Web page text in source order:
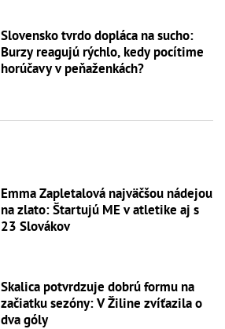
Slovensko tvrdo dopláca na sucho:
Burzy reagujú rýchlo, kedy pocítime
horúčavy v peňaženkách?
Emma Zapletalová najväčšou nádejou
na zlato: Štartujú ME v atletike aj s
23 Slovákov
Skalica potvrdzuje dobrú formu na
začiatku sezóny: V Žiline zvíťazila o
dva góly